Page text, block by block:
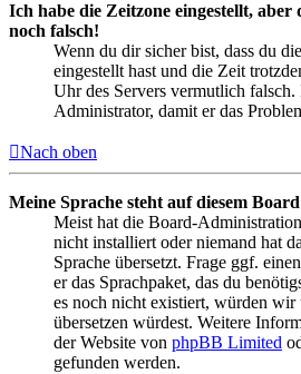
Ich habe die Zeitzone eingestellt,
noch falsch!
Wenn du dir sicher bist, dass du
eingestellt hast und die Zeit
Uhr des Servers vermutlich
Administrator, damit er das
Nach oben
Meine Sprache steht auf diesem
Meist hat die Board-
nicht installiert oder niemand hat
Sprache übersetzt. Frage ggf.
er das Sprachpaket, das du
es noch nicht existiert, würden wir
übersetzen würdest. Weitere
der Website von phpBB Limited
gefunden werden.